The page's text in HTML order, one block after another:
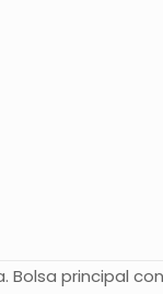
Bolsa principal